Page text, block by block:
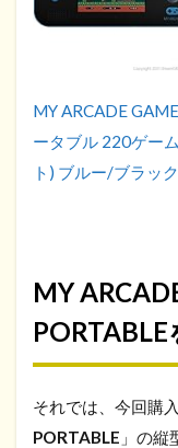
MY ARCADE
ータブル 220ゲー
ト) ブルー/ブラック
MY
それでは、今回購
PORTABLE 」の縦